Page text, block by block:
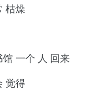
枯燥
一个 人 回来
觉得